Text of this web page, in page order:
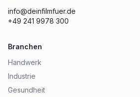
info@deinfilmfuer.de
+49 241 9978 300
Branchen
Handwerk
Industrie
Gesundheit